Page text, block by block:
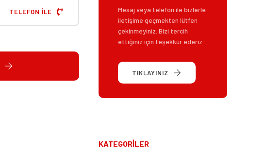
TELEFON İLE
Mesaj veya telefon ile bizlerle
iletişime geçmekten lütfen
çekinmeyiniz. Bizi tercih
ettiğiniz için teşekkür ederiz.
TIKLAYINIZ
KATEGORİLER